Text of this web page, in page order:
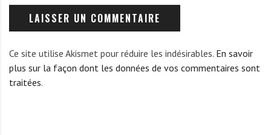
Ce site utilise Akismet pour réduire les indésirables. En savoir
plus sur la façon dont les données de vos commentaires sont
traitées.